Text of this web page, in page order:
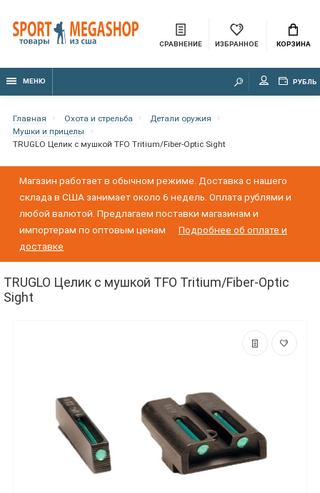
СРАВНЕНИЕ ИЗБРАННОЕ КОРЗИНА
МЕНЮ РУБЛЬ
Главная Охота и стрельба
Детали оружия
Мушки и прицелы
TRUGLO Целик с мушкой TFO Tritium/Fiber-Optic Sight
Магазин работает в обычном режиме. Доставка с нашего
склада в США занимает около 6 недель. Оплата рублями и
любой валютой. Предлагаем поставки магазинам и
импортерам по оптовым ценам
Подробнее об оплате и
доставке
TRUGLO Целик с мушкой TFO Tritium/Fiber-Optic
Sight